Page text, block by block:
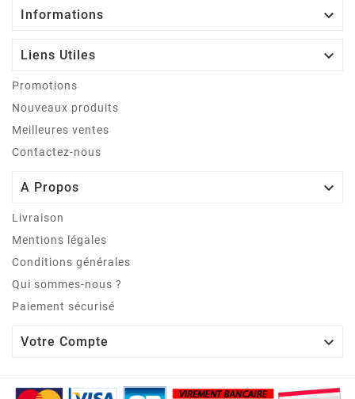
Informations 
Liens Utiles 
Promotions
Nouveaux produits
Meilleures ventes
Contactez-nous
A Propos 
Livraison
Mentions légales
Conditions générales
Qui sommes-nous ?
Paiement sécurisé
Votre Compte 